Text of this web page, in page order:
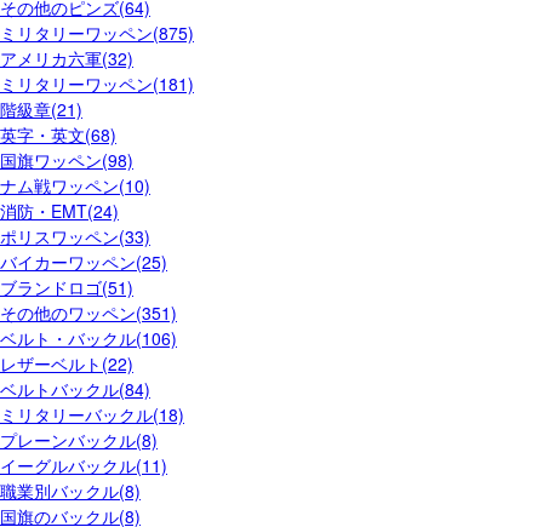
その他のピンズ(64)
ミリタリーワッペン(875)
アメリカ六軍(32)
ミリタリーワッペン(181)
階級章(21)
英字・英文(68)
国旗ワッペン(98)
ナム戦ワッペン(10)
消防・EMT(24)
ポリスワッペン(33)
バイカーワッペン(25)
ブランドロゴ(51)
その他のワッペン(351)
ベルト・バックル(106)
レザーベルト(22)
ベルトバックル(84)
ミリタリーバックル(18)
プレーンバックル(8)
イーグルバックル(11)
職業別バックル(8)
国旗のバックル(8)